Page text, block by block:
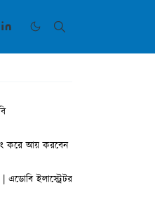
করে আয় করবেন
ইলাস্ট্রেটর